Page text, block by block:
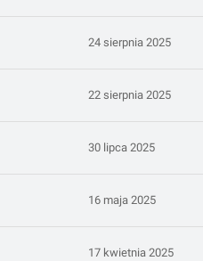
24 sierpnia 2025
22 sierpnia 2025
30 lipca 2025
16 maja 2025
17 kwietnia 2025